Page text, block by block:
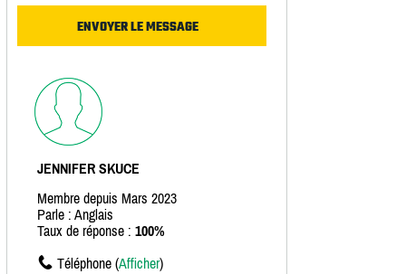
JENNIFER SKUCE
Membre depuis Mars 2023
Parle : Anglais
Taux de réponse : 100%
Téléphone (Afficher)